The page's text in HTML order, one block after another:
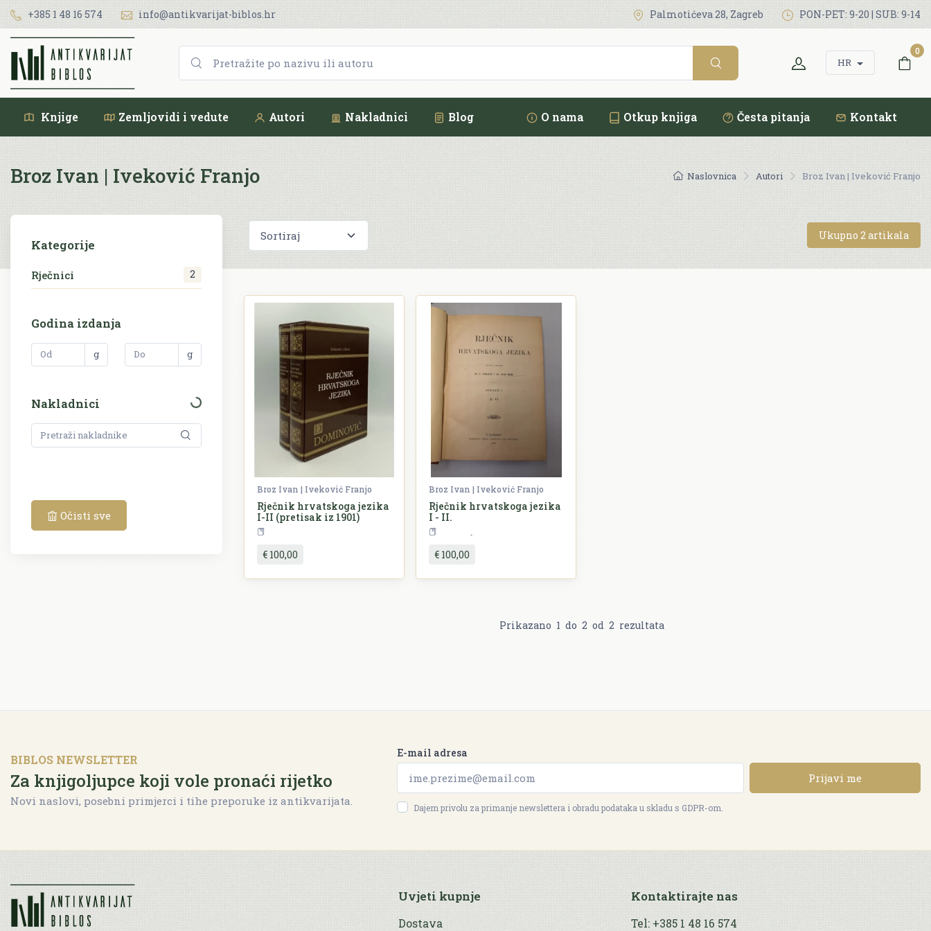
+385 1 48 16 574 info@antikvarijat-biblos.hr Palmotićeva 28, Zagreb PON-PET: 9-20 | SUB: 9-14
HR
0
Knjige Zemljovidi i vedute Autori Nakladnici Blog O nama Otkup knjiga Česta pitanja Kontakt
Naslovnica Autori Broz Ivan | Iveković Franjo
Broz Ivan | Iveković Franjo
Kategorije
Rječnici 2
Godina izdanja
g g
Nakladnici
Očisti sve
Ukupno 2 artikala
Broz Ivan | Iveković Franjo
Rječnik hrvatskoga jezika
I-II (pretisak iz 1901)
€ 100,00
Broz Ivan | Iveković Franjo
Rječnik hrvatskoga jezika
I - II.
€ 100,00
Prikazano 1 do 2 od 2 rezultata
BIBLOS NEWSLETTER
Za knjigoljupce koji vole pronaći rijetko
Novi naslovi, posebni primjerci i tihe preporuke iz antikvarijata.
E-mail adresa
Prijavi me
Dajem privolu za primanje newslettera i obradu podataka u skladu s GDPR-om.
Uvjeti kupnje
Dostava
Kontaktirajte nas
Tel: +385 1 48 16 574